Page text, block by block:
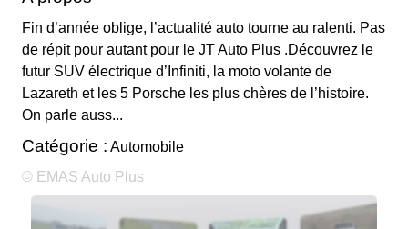
Fin d’année oblige, l’actualité auto tourne au ralenti. Pas
de répit pour autant pour le JT Auto Plus .Découvrez le
futur SUV électrique d’Infiniti, la moto volante de
Lazareth et les 5 Porsche les plus chères de l’histoire.
On parle auss...
Catégorie : Automobile
© EMAS Auto Plus